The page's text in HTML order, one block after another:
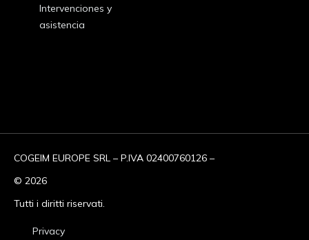
Intervenciones y
asistencia
COGEIM EUROPE SRL – P.IVA 02400760126 –
© 2026
Tutti i diritti riservati.
Privacy